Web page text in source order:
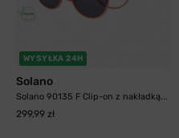
WYSYŁKA 24H
Solano
Solano 90135 F Clip-on z nakładką...
299,99 zł